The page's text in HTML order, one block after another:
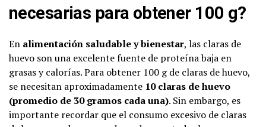
necesarias para obtener 100 g?
En alimentación saludable y bienestar, las claras de
huevo son una excelente fuente de proteína baja en
grasas y calorías. Para obtener 100 g de claras de huevo,
se necesitan aproximadamente 10 claras de huevo
(promedio de 30 gramos cada una). Sin embargo, es
importante recordar que el consumo excesivo de claras